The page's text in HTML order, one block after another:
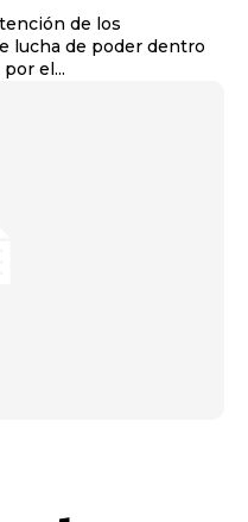
de los
lucha de poder dentro
el...